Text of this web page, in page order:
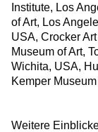
Institute, Los
of Art, Los
USA, Crocker
Museum of Art,
Wichita, USA,
Kemper
Weitere